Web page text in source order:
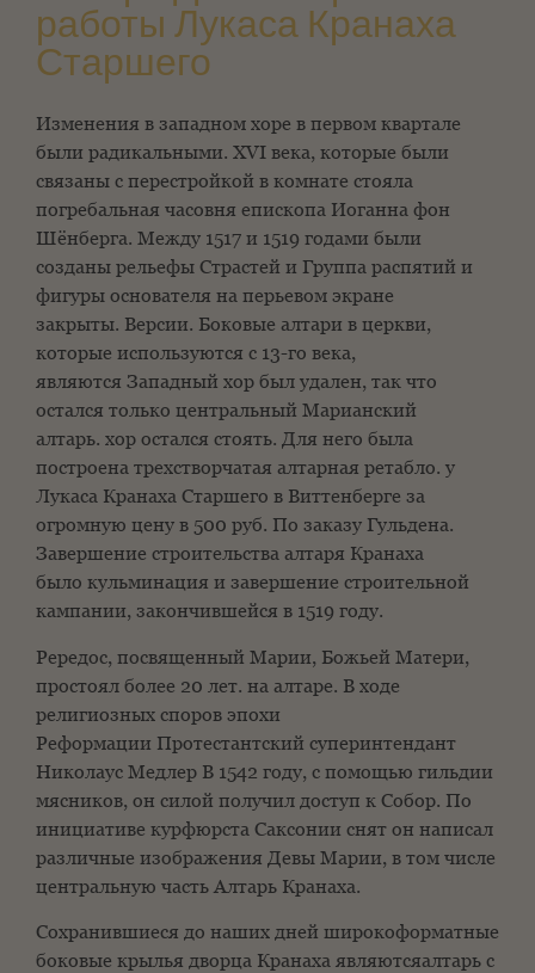
работы Лукаса Кранаха
Старшего
Изменения в западном хоре в первом квартале
были радикальными. XVI века, которые были
связаны с перестройкой в комнате стояла
погребальная часовня епископа Иоганна фон
Шёнберга. Между 1517 и 1519 годами были
созданы рельефы Страстей и Группа распятий и
фигуры основателя на перьевом экране
закрыты. Версии. Боковые алтари в церкви,
которые используются с 13-го века,
являются Западный хор был удален, так что
остался только центральный Марианский
алтарь. хор остался стоять. Для него была
построена трехстворчатая алтарная ретабло. у
Лукаса Кранаха Старшего в Виттенберге за
огромную цену в 500 руб. По заказу Гульдена.
Завершение строительства алтаря Кранаха
было кульминация и завершение строительной
кампании, закончившейся в 1519 году.
Рередос, посвященный Марии, Божьей Матери,
простоял более 20 лет. на алтаре. В ходе
религиозных споров эпохи
Реформации Протестантский суперинтендант
Николаус Медлер В 1542 году, с помощью гильдии
мясников, он силой получил доступ к Собор. По
инициативе курфюрста Саксонии снят он написал
различные изображения Девы Марии, в том числе
центральную часть Алтарь Кранаха.
Сохранившиеся до наших дней широкоформатные
боковые крылья дворца Кранаха являютсяалтарь с